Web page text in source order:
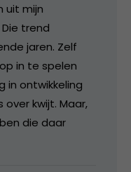
uit mijn
trend
jaren. Zelf
in te spelen
in ontwikkeling
kwijt. Maar,
die daar